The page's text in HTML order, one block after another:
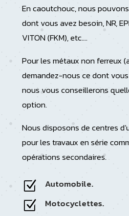
En caoutchouc, nous
dont vous avez besoin, NR,
VITON (FKM), etc….
Pour les métaux non ferreux
demandez-nous ce dont
nous vous conseillerons
option.
Nous disposons de centres
pour les travaux en série
opérations secondaires.
Z Automobile.
Z Motocyclettes.